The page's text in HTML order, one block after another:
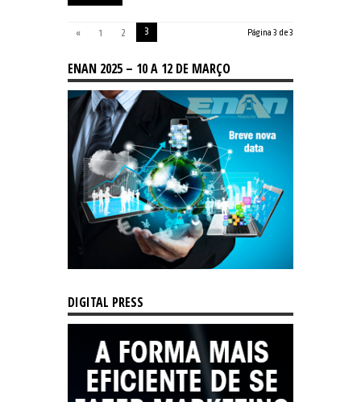
Página 3 de 3
« 1 2 3
ENAN 2025 – 10 A 12 DE MARÇO
DIGITAL PRESS